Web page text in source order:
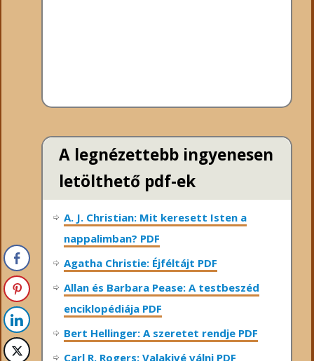
A legnézettebb ingyenesen
letölthető pdf-ek
A. J. Christian: Mit keresett Isten a
nappalimban? PDF
Agatha Christie: Éjféltájt PDF
Allan és Barbara Pease: A testbeszéd
enciklopédiája PDF
Bert Hellinger: A ​szeretet rendje PDF
Carl R. Rogers: Valakivé válni PDF